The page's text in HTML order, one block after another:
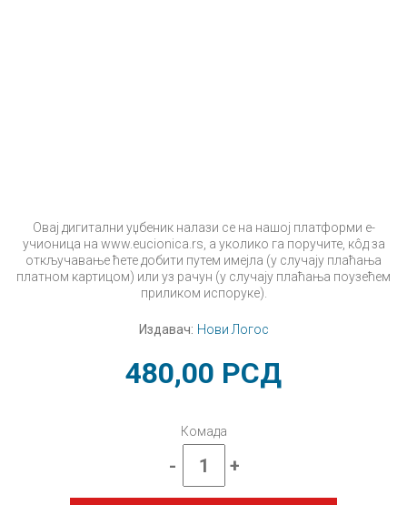
Овај дигитални уџбеник налази се на нашој платформи е-
учионица на www.eucionica.rs, а уколико га поручите, кôд за
откључавање ћете добити путем имејла (у случају плаћања
платном картицом) или уз рачун (у случају плаћања поузећем
приликом испоруке).
Издавач: Нови Логос
480,00 РСД
Комада
-
Ликовна
култура
+